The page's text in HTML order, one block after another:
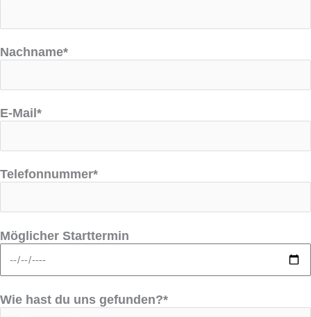
Nachname*
E-Mail*
Telefonnummer*
Möglicher Starttermin
Wie hast du uns gefunden?*